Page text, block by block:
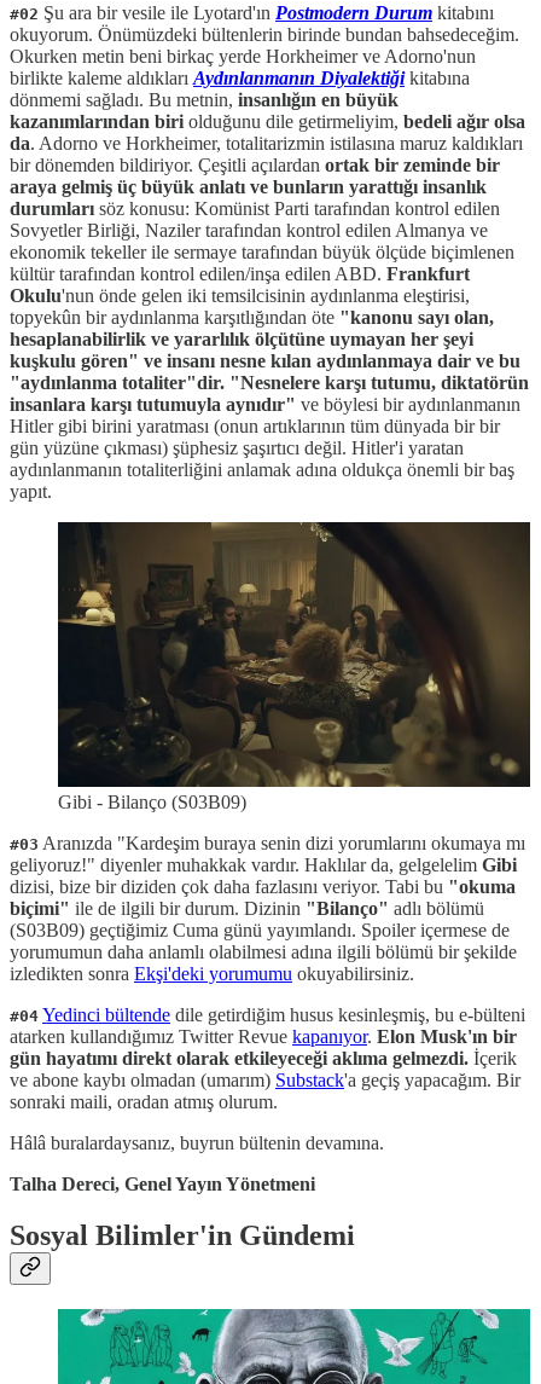
#02 Şu ara bir vesile ile Lyotard'ın Postmodern Durum kitabını
okuyorum. Önümüzdeki bültenlerin birinde bundan bahsedeceğim.
Okurken metin beni birkaç yerde Horkheimer ve Adorno'nun
birlikte kaleme aldıkları Aydınlanmanın Diyalektiğikitabına
dönmemi sağladı. Bu metnin, insanlığın en büyük
kazanımlarından biri olduğunu dile getirmeliyim, bedeli ağır olsa
da. Adorno ve Horkheimer, totalitarizmin istilasına maruz kaldıkları
bir dönemden bildiriyor. Çeşitli açılardan ortak bir zeminde bir
araya gelmiş üç büyük anlatı ve bunların yarattığı insanlık
durumları söz konusu: Komünist Parti tarafından kontrol edilen
Sovyetler Birliği, Naziler tarafından kontrol edilen Almanya ve
ekonomik tekeller ile sermaye tarafından büyük ölçüde biçimlenen
kültür tarafından kontrol edilen/inşa edilen ABD. Frankfurt
Okulu'nun önde gelen iki temsilcisinin aydınlanma eleştirisi,
topyekûn bir aydınlanma karşıtlığından öte "kanonu sayı olan,
hesaplanabilirlik ve yararlılık ölçütüne uymayan her şeyi
kuşkulu gören" ve insanı nesne kılan aydınlanmaya dair ve bu
"aydınlanma totaliter"dir. "Nesnelere karşı tutumu, diktatörün
insanlara karşı tutumuyla aynıdır" ve böylesi bir aydınlanmanın
Hitler gibi birini yaratması (onun artıklarının tüm dünyada bir bir
gün yüzüne çıkması) şüphesiz şaşırtıcı değil. Hitler'i yaratan
aydınlanmanın totaliterliğini anlamak adına oldukça önemli bir baş
yapıt.
Gibi - Bilanço (S03B09)
#03 Aranızda "Kardeşim buraya senin dizi yorumlarını okumaya mı
geliyoruz!" diyenler muhakkak vardır. Haklılar da, gelgelelim Gibi
dizisi, bize bir diziden çok daha fazlasını veriyor. Tabi bu "okuma
biçimi" ile de ilgili bir durum. Dizinin "Bilanço" adlı bölümü
(S03B09) geçtiğimiz Cuma günü yayımlandı. Spoiler içermese de
yorumumun daha anlamlı olabilmesi adına ilgili bölümü bir şekilde
izledikten sonra Ekşi'deki yorumumu okuyabilirsiniz.
#04 Yedinci bültende dile getirdiğim husus kesinleşmiş, bu e-bülteni
atarken kullandığımız Twitter Revue kapanıyor. Elon Musk'ın bir
gün hayatımı direkt olarak etkileyeceği aklıma gelmezdi. İçerik
ve abone kaybı olmadan (umarım) Substack'a geçiş yapacağım. Bir
sonraki maili, oradan atmış olurum.
Hâlâ buralardaysanız, buyrun bültenin devamına.
Talha Dereci, Genel Yayın Yönetmeni
Sosyal Bilimler'in Gündemi